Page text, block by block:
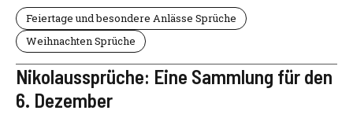
Feiertage und besondere Anlässe Sprüche
Weihnachten Sprüche
Nikolaussprüche: Eine Sammlung für den
6. Dezember